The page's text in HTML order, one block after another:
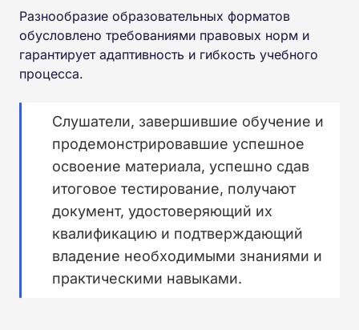
Разнообразие образовательных форматов
обусловлено требованиями правовых норм и
гарантирует адаптивность и гибкость учебного
процесса.
Слушатели, завершившие обучение и
продемонстрировавшие успешное
освоение материала, успешно сдав
итоговое тестирование, получают
документ, удостоверяющий их
квалификацию и подтверждающий
владение необходимыми знаниями и
практическими навыками.